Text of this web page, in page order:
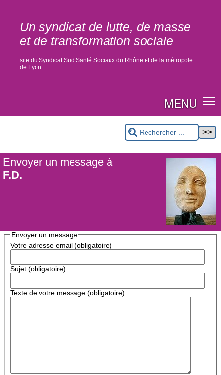
Un syndicat de lutte, de masse
et de transformation sociale
site du Syndicat Sud Santé Sociaux du Rhône et de la métropole
de Lyon
MENU
Envoyer un message à
F.D.
Envoyer un message
Votre adresse email (obligatoire)
Sujet (obligatoire)
Texte de votre message (obligatoire)